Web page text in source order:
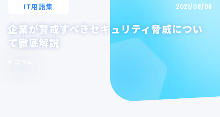
IT用語集 2021/08/08
企業が警戒すべきセキュリティ脅威につい
て徹底解説